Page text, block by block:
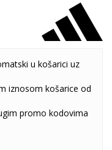
u košarici uz
iznosom košarice od
promo kodovima